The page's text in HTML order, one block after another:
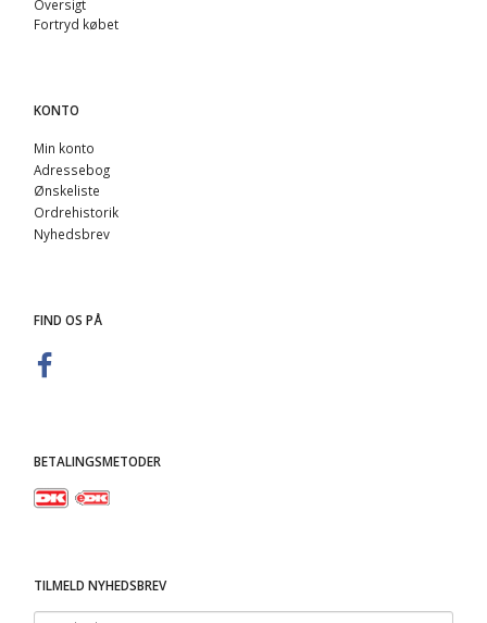
Oversigt
Fortryd købet
KONTO
Min konto
Adressebog
Ønskeliste
Ordrehistorik
Nyhedsbrev
FIND OS PÅ
BETALINGSMETODER
TILMELD NYHEDSBREV
Email-